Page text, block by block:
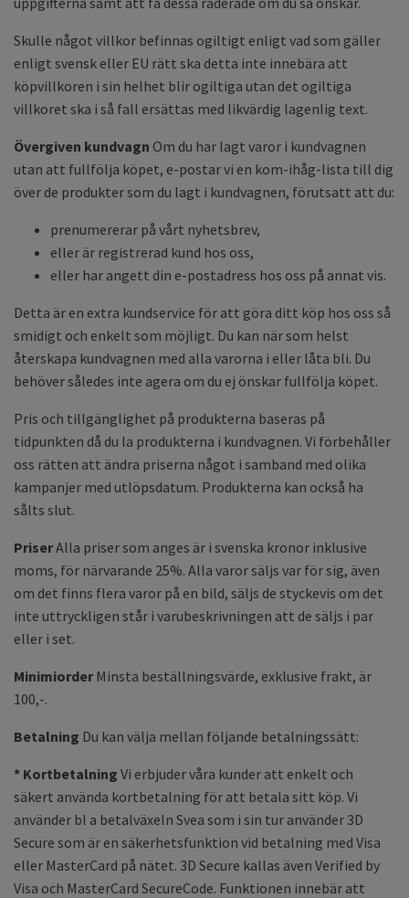
Skulle något villkor befinnas ogiltigt enligt vad som gäller
enligt svensk eller EU rätt ska detta inte innebära att
köpvillkoren i sin helhet blir ogiltiga utan det ogiltiga
villkoret ska i så fall ersättas med likvärdig lagenlig text.
Övergiven kundvagn Om du har lagt varor i kundvagnen
utan att fullfölja köpet, e-postar vi en kom-ihåg-lista till dig
över de produkter som du lagt i kundvagnen, förutsatt att du:
prenumererar på vårt nyhetsbrev,
eller är registrerad kund hos oss,
eller har angett din e-postadress hos oss på annat vis.
Detta är en extra kundservice för att göra ditt köp hos oss så
smidigt och enkelt som möjligt. Du kan när som helst
återskapa kundvagnen med alla varorna i eller låta bli. Du
behöver således inte agera om du ej önskar fullfölja köpet.
Pris och tillgänglighet på produkterna baseras på
tidpunkten då du la produkterna i kundvagnen. Vi förbehåller
oss rätten att ändra priserna något i samband med olika
kampanjer med utlöpsdatum. Produkterna kan också ha
sålts slut.
PriserAlla priser som anges är i svenska kronor inklusive
moms, för närvarande 25%. Alla varor säljs var för sig, även
om det finns flera varor på en bild, säljs de styckevis om det
inte uttryckligen står i varubeskrivningen att de säljs i par
eller i set.
MinimiorderMinsta beställningsvärde, exklusive frakt, är
100,-.
Betalning Du kan välja mellan följande betalningssätt:
* Kortbetalning Vi erbjuder våra kunder att enkelt och
säkert använda kortbetalning för att betala sitt köp. Vi
använder bl a betalväxeln Svea som i sin tur använder 3D
Secure som är en säkerhetsfunktion vid betalning med Visa
eller MasterCard på nätet. 3D Secure kallas även Verified by
Visa och MasterCard SecureCode. Funktionen innebär att